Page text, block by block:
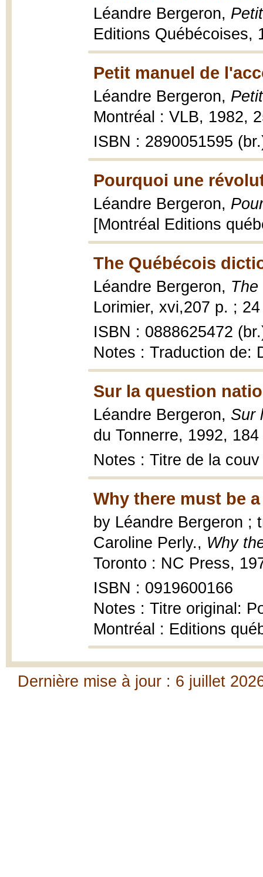
Léandre Bergeron,
Editions Québécoises,
Petit manuel de
Léandre Bergeron,
Montréal : VLB, 1982,
ISBN : 2890051595
Pourquoi une
Léandre Bergeron,
[Montréal Editions
The Québécois
Léandre Bergeron, The
Lorimier, xvi,207 p. ;
ISBN : 0888625472
Notes : Traduction de:
Sur la question
Léandre Bergeron, Sur
du Tonnerre, 1992,
Notes : Titre de la couv
Why there must be
by Léandre Bergeron ;
Caroline Perly., Why
Toronto : NC Press,
ISBN : 0919600166
Notes : Titre original:
Montréal : Editions
Dernière mise à jour : 6 juillet